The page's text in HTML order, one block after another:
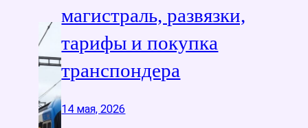
магистраль, развязки,
тарифы и покупка
транспондера
14 мая, 2026